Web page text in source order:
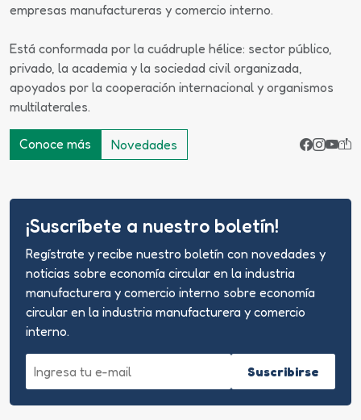
empresas manufactureras y comercio interno.
Está conformada por la cuádruple hélice: sector público,
privado, la academia y la sociedad civil organizada,
apoyados por la cooperación internacional y organismos
multilaterales.
Conoce más Novedades
¡Suscríbete a nuestro boletín!
Regístrate y recibe nuestro boletín con novedades y
noticias sobre economía circular en la industria
manufacturera y comercio interno sobre economía
circular en la industria manufacturera y comercio
interno.
Suscribirse